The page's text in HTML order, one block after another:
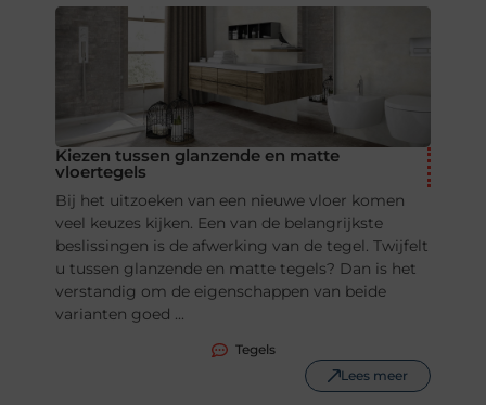
Kiezen tussen glanzende en matte
vloertegels
Bij het uitzoeken van een nieuwe vloer komen
veel keuzes kijken. Een van de belangrijkste
beslissingen is de afwerking van de tegel. Twijfelt
u tussen glanzende en matte tegels? Dan is het
verstandig om de eigenschappen van beide
varianten goed ...
Tegels
Lees meer